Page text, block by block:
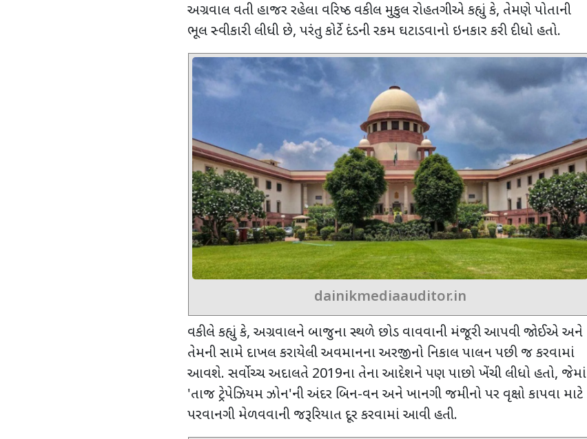
અગ્રવાલ વતી હાજર રહેલા વરિષ્ઠ વકીલ મુકુલ રોહતગીએ કહ્યું કે, તેમણે પોતાની
ભૂલ સ્વીકારી લીધી છે, પરંતુ કોર્ટે દંડની રકમ ઘટાડવાનો ઇનકાર કરી દીધો હતો.
dainikmediaauditor.in
વકીલે કહ્યું કે, અગ્રવાલને બાજુના સ્થળે છોડ વાવવાની મંજૂરી આપવી જોઈએ અને
તેમની સામે દાખલ કરાયેલી અવમાનના અરજીનો નિકાલ પાલન પછી જ કરવામાં
આવશે. સર્વોચ્ચ અદાલતે 2019ના તેના આદેશને પણ પાછો ખેંચી લીધો હતો, જેમાં
'તાજ ટ્રેપેઝિયમ ઝોન'ની અંદર બિન-વન અને ખાનગી જમીનો પર વૃક્ષો કાપવા માટે
પરવાનગી મેળવવાની જરૂરિયાત દૂર કરવામાં આવી હતી.